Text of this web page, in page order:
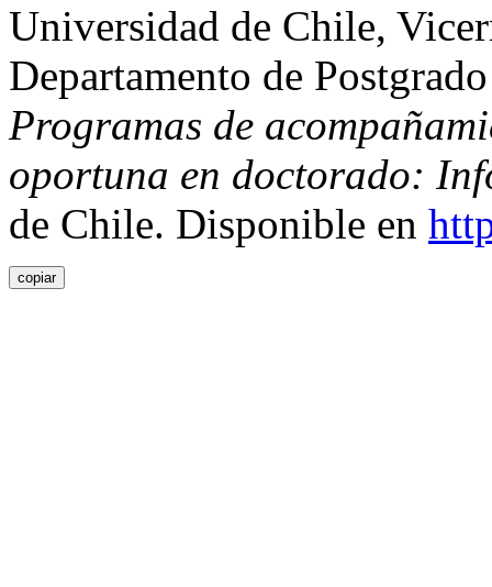
Universidad de Chile,
Departamento de
Programas de
oportuna en doctorado:
de Chile. Disponible en
copiar